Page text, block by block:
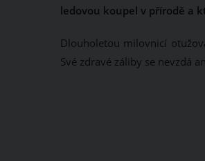
ledovou koupel v přírodě a
Dlouholetou milovnicí
Své zdravé záliby se nevzdá